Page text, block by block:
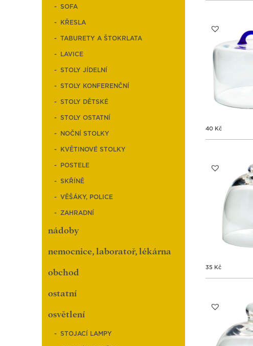
SOFA
KŘESLA
TABURETY A ŠTOKRLATA
LAVICE
STOLY JÍDELNÍ
STOLY KONFERENČNÍ
STOLY DĚTSKÉ
STOLY OSTATNÍ
NOČNÍ STOLKY
KVĚTINOVÉ STOLKY
POSTELE
SKŘÍNĚ
VĚŠÁKY, POLICE
ZAHRADNÍ
nádoby
nemocnice, laboratoř, lékárna
obchod
ostatní
osvětlení
STOJACÍ LAMPY
40 Kč
35 Kč